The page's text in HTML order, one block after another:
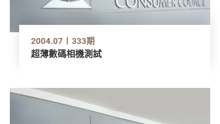
2004.07 333期
超薄數碼相機測試